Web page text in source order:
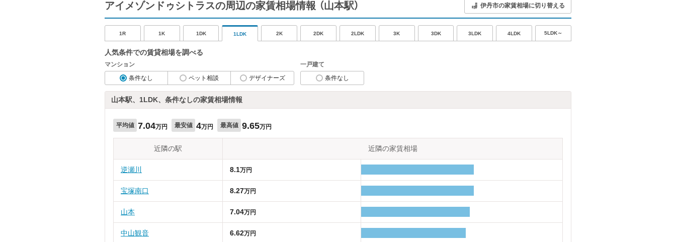
アイメゾンドゥシトラスの周辺の家賃相場情報 （山本駅） 伊丹市の家賃相場に切り替える
1R 1K 1DK 1LDK 2K 2DK 2LDK 3K 3DK 3LDK 4LDK 5LDK～
人気条件での賃貸相場を調べる
マンション
条件なし
ペット相談 デザイナーズ
一戸建て
条件なし
山本駅、1LDK、条件なしの家賃相場情報
平均値 7.04万円 最安値 4万円 最高値 9.65万円
近隣の駅 近隣の家賃相場
逆瀬川 8.1万円
宝塚南口 8.27万円
山本 7.04万円
中山観音 6.62万円